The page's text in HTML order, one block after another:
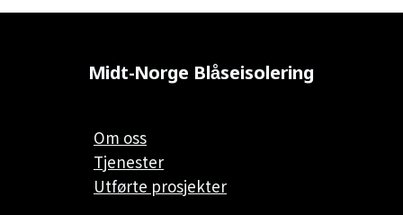
Midt-Norge Blåseisolering
Om oss
Tjenester
Utførte prosjekter